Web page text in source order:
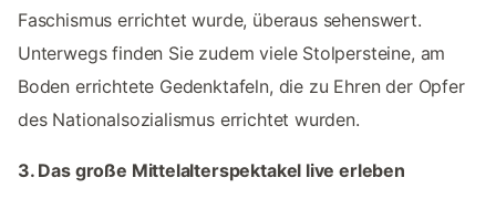
Faschismus errichtet wurde, überaus sehenswert.
Unterwegs finden Sie zudem viele Stolpersteine, am
Boden errichtete Gedenktafeln, die zu Ehren der Opfer
des Nationalsozialismus errichtet wurden.
3. Das große Mittelalterspektakel live erleben